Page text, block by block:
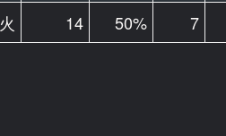
火 14 50% 7